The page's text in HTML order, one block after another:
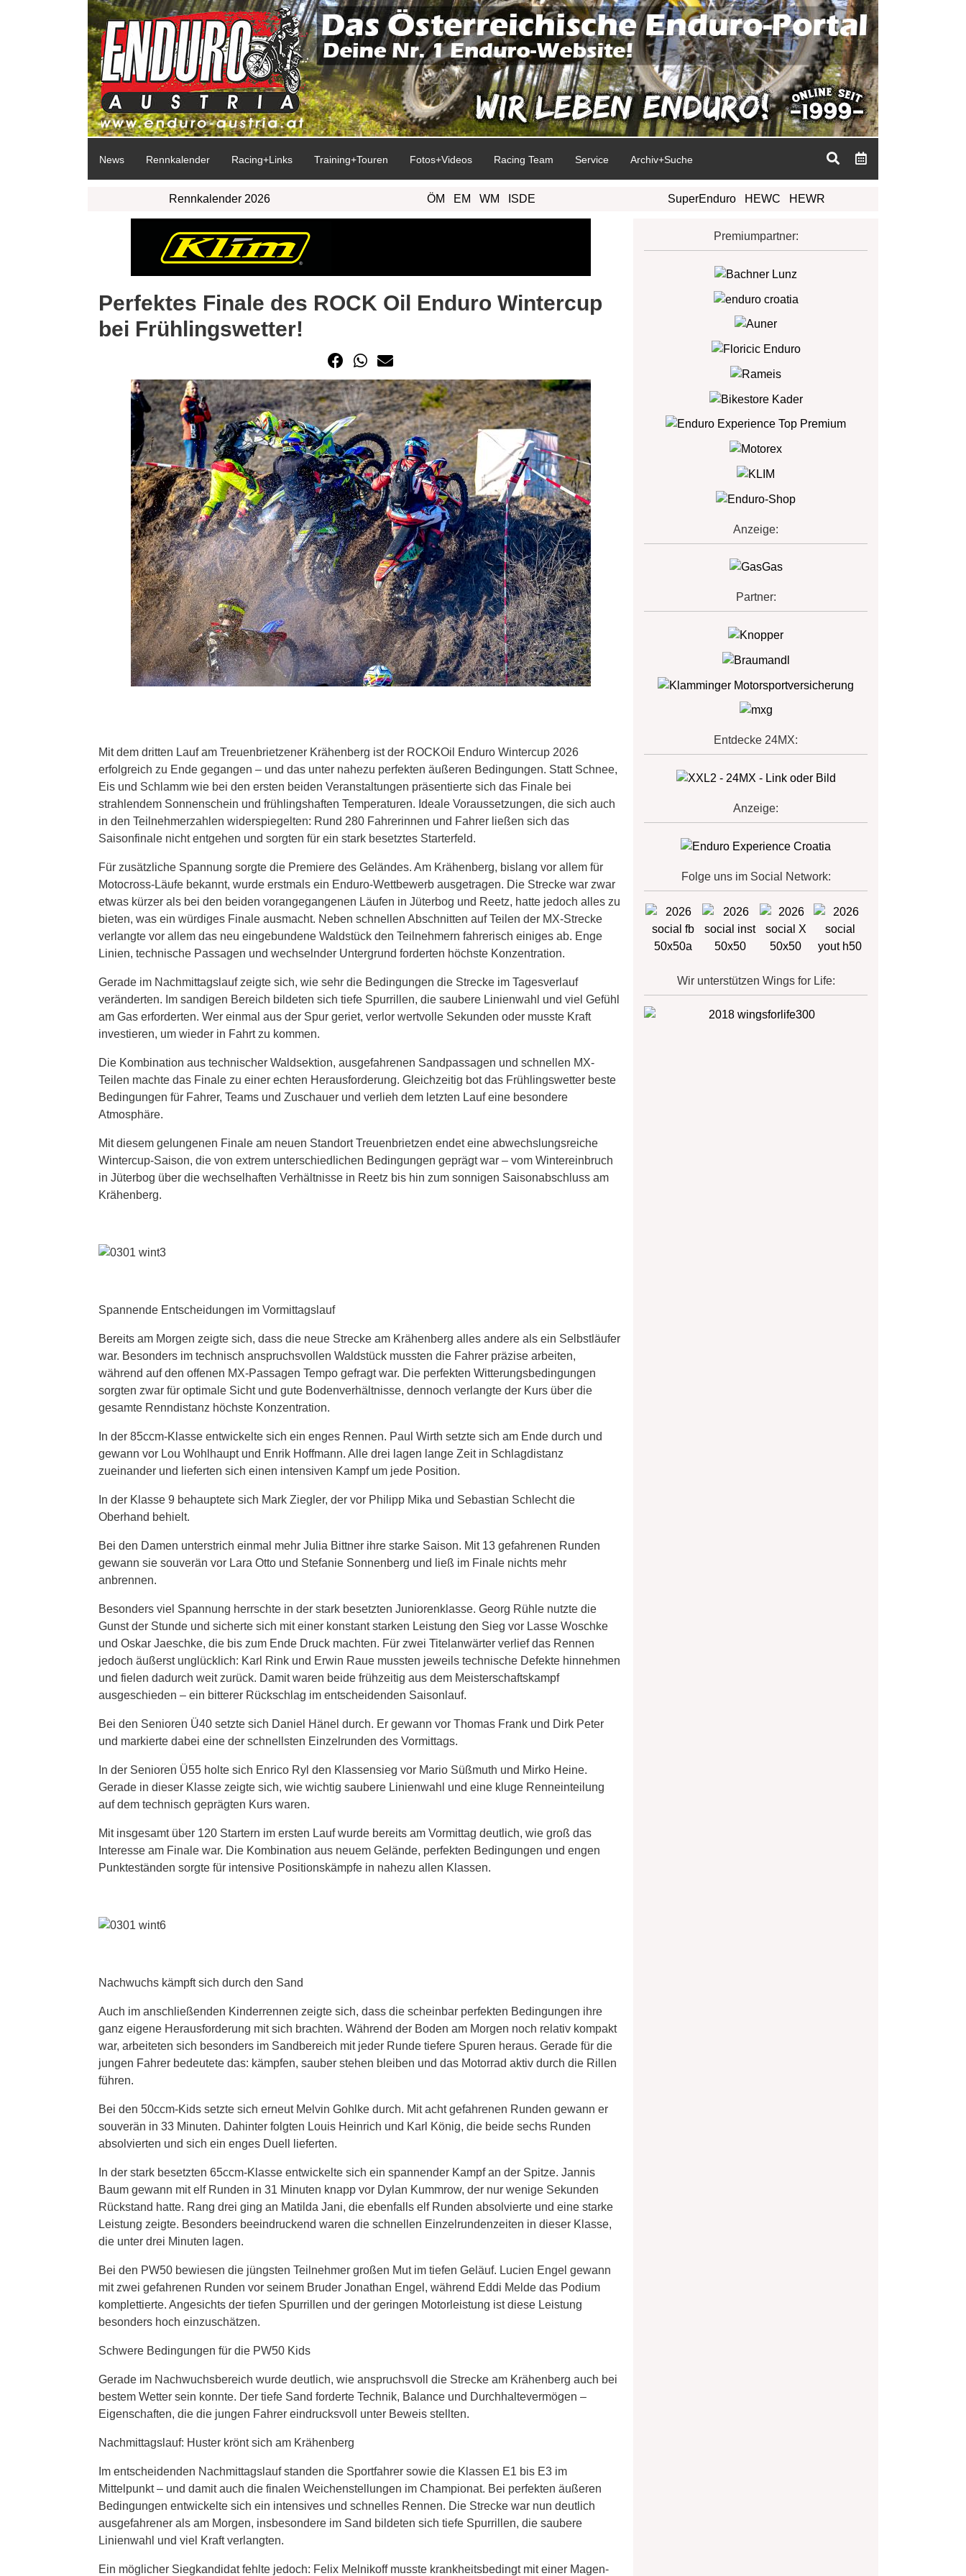
News Rennkalender Racing+Links Training+Touren Fotos+Videos Racing Team Service Archiv+Suche
Rennkalender 2026 ÖM EM WM ISDE SuperEnduro HEWC HEWR
Perfektes Finale des ROCK Oil Enduro Wintercup
bei Frühlingswetter!
Mit dem dritten Lauf am Treuenbrietzener Krähenberg ist der ROCKOil Enduro Wintercup 2026
erfolgreich zu Ende gegangen – und das unter nahezu perfekten äußeren Bedingungen. Statt Schnee,
Eis und Schlamm wie bei den ersten beiden Veranstaltungen präsentierte sich das Finale bei
strahlendem Sonnenschein und frühlingshaften Temperaturen. Ideale Voraussetzungen, die sich auch
in den Teilnehmerzahlen widerspiegelten: Rund 280 Fahrerinnen und Fahrer ließen sich das
Saisonfinale nicht entgehen und sorgten für ein stark besetztes Starterfeld.
Für zusätzliche Spannung sorgte die Premiere des Geländes. Am Krähenberg, bislang vor allem für
Motocross-Läufe bekannt, wurde erstmals ein Enduro-Wettbewerb ausgetragen. Die Strecke war zwar
etwas kürzer als bei den beiden vorangegangenen Läufen in Jüterbog und Reetz, hatte jedoch alles zu
bieten, was ein würdiges Finale ausmacht. Neben schnellen Abschnitten auf Teilen der MX-Strecke
verlangte vor allem das neu eingebundene Waldstück den Teilnehmern fahrerisch einiges ab. Enge
Linien, technische Passagen und wechselnder Untergrund forderten höchste Konzentration.
Gerade im Nachmittagslauf zeigte sich, wie sehr die Bedingungen die Strecke im Tagesverlauf
veränderten. Im sandigen Bereich bildeten sich tiefe Spurrillen, die saubere Linienwahl und viel Gefühl
am Gas erforderten. Wer einmal aus der Spur geriet, verlor wertvolle Sekunden oder musste Kraft
investieren, um wieder in Fahrt zu kommen.
Die Kombination aus technischer Waldsektion, ausgefahrenen Sandpassagen und schnellen MX-
Teilen machte das Finale zu einer echten Herausforderung. Gleichzeitig bot das Frühlingswetter beste
Bedingungen für Fahrer, Teams und Zuschauer und verlieh dem letzten Lauf eine besondere
Atmosphäre.
Mit diesem gelungenen Finale am neuen Standort Treuenbrietzen endet eine abwechslungsreiche
Wintercup-Saison, die von extrem unterschiedlichen Bedingungen geprägt war – vom Wintereinbruch
in Jüterbog über die wechselhaften Verhältnisse in Reetz bis hin zum sonnigen Saisonabschluss am
Krähenberg.
Spannende Entscheidungen im Vormittagslauf
Bereits am Morgen zeigte sich, dass die neue Strecke am Krähenberg alles andere als ein Selbstläufer
war. Besonders im technisch anspruchsvollen Waldstück mussten die Fahrer präzise arbeiten,
während auf den offenen MX-Passagen Tempo gefragt war. Die perfekten Witterungsbedingungen
sorgten zwar für optimale Sicht und gute Bodenverhältnisse, dennoch verlangte der Kurs über die
gesamte Renndistanz höchste Konzentration.
In der 85ccm-Klasse entwickelte sich ein enges Rennen. Paul Wirth setzte sich am Ende durch und
gewann vor Lou Wohlhaupt und Enrik Hoffmann. Alle drei lagen lange Zeit in Schlagdistanz
zueinander und lieferten sich einen intensiven Kampf um jede Position.
In der Klasse 9 behauptete sich Mark Ziegler, der vor Philipp Mika und Sebastian Schlecht die
Oberhand behielt.
Bei den Damen unterstrich einmal mehr Julia Bittner ihre starke Saison. Mit 13 gefahrenen Runden
gewann sie souverän vor Lara Otto und Stefanie Sonnenberg und ließ im Finale nichts mehr
anbrennen.
Besonders viel Spannung herrschte in der stark besetzten Juniorenklasse. Georg Rühle nutzte die
Gunst der Stunde und sicherte sich mit einer konstant starken Leistung den Sieg vor Lasse Woschke
und Oskar Jaeschke, die bis zum Ende Druck machten. Für zwei Titelanwärter verlief das Rennen
jedoch äußerst unglücklich: Karl Rink und Erwin Raue mussten jeweils technische Defekte hinnehmen
und fielen dadurch weit zurück. Damit waren beide frühzeitig aus dem Meisterschaftskampf
ausgeschieden – ein bitterer Rückschlag im entscheidenden Saisonlauf.
Bei den Senioren Ü40 setzte sich Daniel Hänel durch. Er gewann vor Thomas Frank und Dirk Peter
und markierte dabei eine der schnellsten Einzelrunden des Vormittags.
In der Senioren Ü55 holte sich Enrico Ryl den Klassensieg vor Mario Süßmuth und Mirko Heine.
Gerade in dieser Klasse zeigte sich, wie wichtig saubere Linienwahl und eine kluge Renneinteilung
auf dem technisch geprägten Kurs waren.
Mit insgesamt über 120 Startern im ersten Lauf wurde bereits am Vormittag deutlich, wie groß das
Interesse am Finale war. Die Kombination aus neuem Gelände, perfekten Bedingungen und engen
Punkteständen sorgte für intensive Positionskämpfe in nahezu allen Klassen.
Nachwuchs kämpft sich durch den Sand
Auch im anschließenden Kinderrennen zeigte sich, dass die scheinbar perfekten Bedingungen ihre
ganz eigene Herausforderung mit sich brachten. Während der Boden am Morgen noch relativ kompakt
war, arbeiteten sich besonders im Sandbereich mit jeder Runde tiefere Spuren heraus. Gerade für die
jungen Fahrer bedeutete das: kämpfen, sauber stehen bleiben und das Motorrad aktiv durch die Rillen
führen.
Bei den 50ccm-Kids setzte sich erneut Melvin Gohlke durch. Mit acht gefahrenen Runden gewann er
souverän in 33 Minuten. Dahinter folgten Louis Heinrich und Karl König, die beide sechs Runden
absolvierten und sich ein enges Duell lieferten.
In der stark besetzten 65ccm-Klasse entwickelte sich ein spannender Kampf an der Spitze. Jannis
Baum gewann mit elf Runden in 31 Minuten knapp vor Dylan Kummrow, der nur wenige Sekunden
Rückstand hatte. Rang drei ging an Matilda Jani, die ebenfalls elf Runden absolvierte und eine starke
Leistung zeigte. Besonders beeindruckend waren die schnellen Einzelrundenzeiten in dieser Klasse,
die unter drei Minuten lagen.
Bei den PW50 bewiesen die jüngsten Teilnehmer großen Mut im tiefen Geläuf. Lucien Engel gewann
mit zwei gefahrenen Runden vor seinem Bruder Jonathan Engel, während Eddi Melde das Podium
komplettierte. Angesichts der tiefen Spurrillen und der geringen Motorleistung ist diese Leistung
besonders hoch einzuschätzen.
Schwere Bedingungen für die PW50 Kids
Gerade im Nachwuchsbereich wurde deutlich, wie anspruchsvoll die Strecke am Krähenberg auch bei
bestem Wetter sein konnte. Der tiefe Sand forderte Technik, Balance und Durchhaltevermögen –
Eigenschaften, die die jungen Fahrer eindrucksvoll unter Beweis stellten.
Nachmittagslauf: Huster krönt sich am Krähenberg
Im entscheidenden Nachmittagslauf standen die Sportfahrer sowie die Klassen E1 bis E3 im
Mittelpunkt – und damit auch die finalen Weichenstellungen im Championat. Bei perfekten äußeren
Bedingungen entwickelte sich ein intensives und schnelles Rennen. Die Strecke war nun deutlich
ausgefahrener als am Morgen, insbesondere im Sand bildeten sich tiefe Spurrillen, die saubere
Linienwahl und viel Kraft verlangten.
Ein möglicher Siegkandidat fehlte jedoch: Felix Melnikoff musste krankheitsbedingt mit einer Magen-
Premiumpartner:
Anzeige:
Partner:
Entdecke 24MX:
Anzeige:
Folge uns im Social Network:
Wir unterstützen Wings for Life: